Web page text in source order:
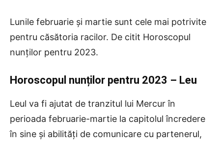
Lunile februarie și martie sunt cele mai potrivite
pentru căsătoria racilor. De citit Horoscopul
nunților pentru 2023.
Horoscopul nunților pentru 2023 – Leu
Leul va fi ajutat de tranzitul lui Mercur în
perioada februarie-martie la capitolul încredere
în sine și abilități de comunicare cu partenerul,